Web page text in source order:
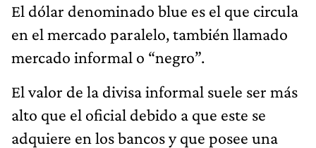
El dólar denominado blue es el que circula
en el mercado paralelo, también llamado
mercado informal o “negro”.
El valor de la divisa informal suele ser más
alto que el oficial debido a que este se
adquiere en los bancos y que posee una